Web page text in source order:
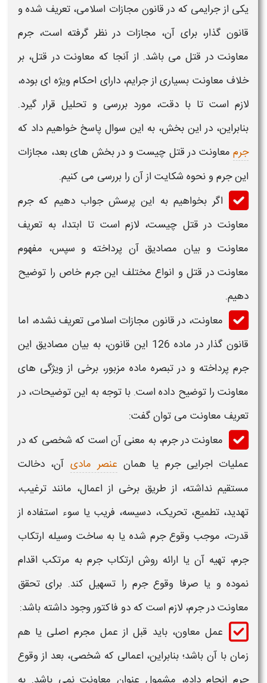
یکی از جرایمی که در قانون مجازات اسلامی، تعریف شده و
قانون گذار، برای آن، مجازات در نظر گرفته است، جرم
معاونت در قتلمی باشد. از آنجا که معاونت در قتل، بر
خلاف معاونت بسیاری از جرایم، دارای احکام ویژه ای بوده،
لازم است تا با دقت، مورد بررسی و تحلیل قرار گیرد.
بنابراین، در این بخش، به این سوال پاسخ خواهیم داد که
جرم معاونت در قتل چیستو در بخش های بعد، مجازات
این جرم و نحوه شکایتاز آن را بررسی می کنیم.
اگر بخواهیم به این پرسش جواب دهیم کهجرم
معاونت در قتل چیست، لازم است تا ابتدا، به تعریف
معاونت و بیان مصادیق آن پرداخته و سپس، مفهوم
معاونت در قتل و انواع مختلف این جرم خاص را توضیح
دهیم.
معاونت، در قانون مجازات اسلامی تعریف نشده، اما
قانون گذار در ماده 126 این قانون، به بیان مصادیق این
جرم پرداخته و در تبصره ماده مزبور، برخی از ویژگی های
معاونت را توضیح داده است. با توجه به این توضیحات، در
تعریف معاونت می توان گفت:
معاونت در جرم، به معنی آن است که شخصی که در
عملیات اجرایی جرم یا همان عنصر مادی آن، دخالت
مستقیم نداشته، از طریق برخی از اعمال، مانند ترغیب،
تهدید، تطمیع، تحریک، دسیسه، فریب یا سوء استفاده از
قدرت، موجب وقوع جرم شده یا به ساخت وسیله ارتکاب
جرم، تهیه آن یا ارائه روش ارتکاب جرم به مرتکب اقدام
نموده و یا صرفا وقوع جرم را تسهیل کند. برای تحقق
معاونت در جرم، لازم است که دو فاکتور وجود داشته باشد:
عمل معاون، باید قبل از عمل مجرم اصلی یا هم
زمان با آن باشد؛ بنابراین، اعمالی که شخصی، بعد از وقوع